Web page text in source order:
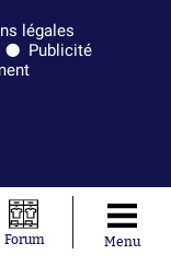
légales
Publicité
Forum Menu